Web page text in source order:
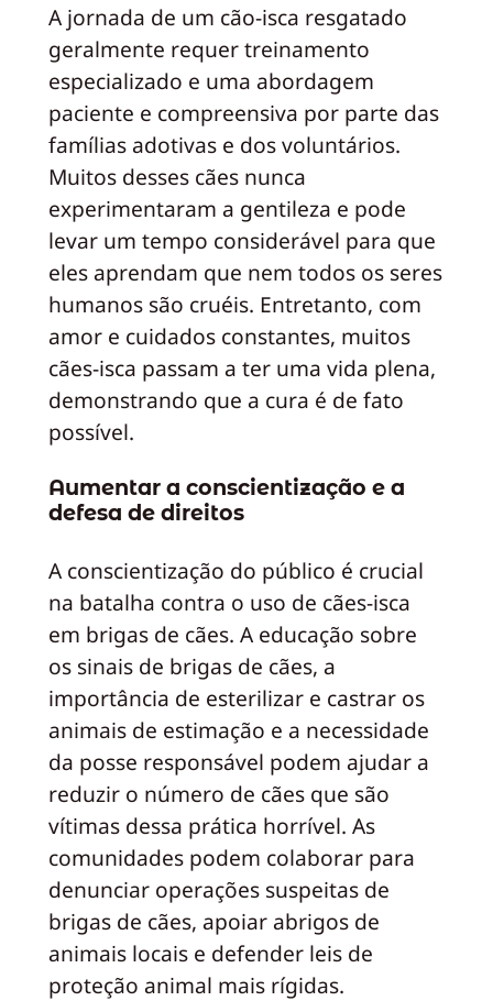
A jornada de um cão-isca resgatado
geralmente requer treinamento
especializado e uma abordagem
paciente e compreensiva por parte das
famílias adotivas e dos voluntários.
Muitos desses cães nunca
experimentaram a gentileza e pode
levar um tempo considerável para que
eles aprendam que nem todos os seres
humanos são cruéis. Entretanto, com
amor e cuidados constantes, muitos
cães-isca passam a ter uma vida plena,
demonstrando que a cura é de fato
possível.
Aumentar a conscientização e a
defesa de direitos
A conscientização do público é crucial
na batalha contra o uso de cães-isca
em brigas de cães. A educação sobre
os sinais de brigas de cães, a
importância de esterilizar e castrar os
animais de estimação e a necessidade
da posse responsável podem ajudar a
reduzir o número de cães que são
vítimas dessa prática horrível. As
comunidades podem colaborar para
denunciar operações suspeitas de
brigas de cães, apoiar abrigos de
animais locais e defender leis de
proteção animal mais rígidas.